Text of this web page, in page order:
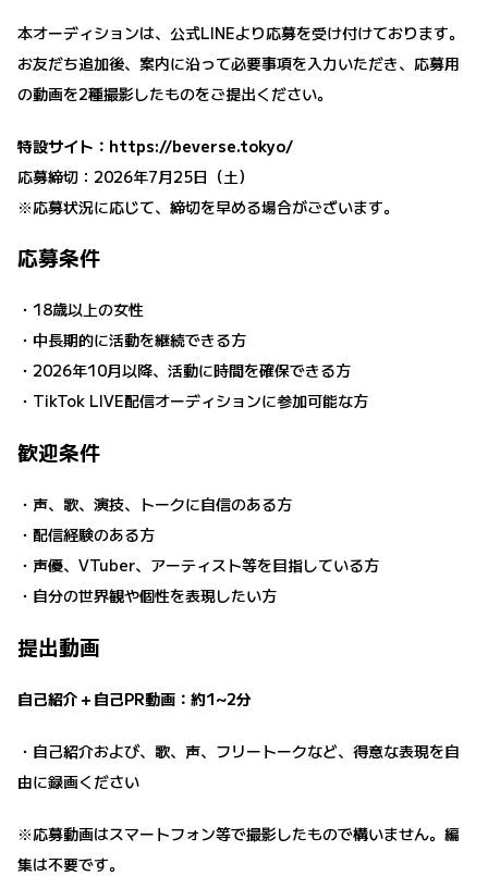
本オーディションは、公式LINEより応募を受け付けております。
お友だち追加後、案内に沿って必要事項を入力いただき、応募用
の動画を2種撮影したものをご提出ください。
特設サイト： https://beverse.tokyo/
応募締切：2026年7月25日（土）
※応募状況に応じて、締切を早める場合がございます。
応募条件
・18歳以上の女性
・中長期的に活動を継続できる方
・2026年10月以降、活動に時間を確保できる方
・TikTok LIVE配信オーディションに参加可能な方
歓迎条件
・声、歌、演技、トークに自信のある方
・配信経験のある方
・声優、VTuber、アーティスト等を目指している方
・自分の世界観や個性を表現したい方
提出動画
自己紹介＋自己PR動画：約1~2分
・自己紹介および、歌、声、フリートークなど、得意な表現を自
由に録画ください
※応募動画はスマートフォン等で撮影したもので構いません。編
集は不要です。